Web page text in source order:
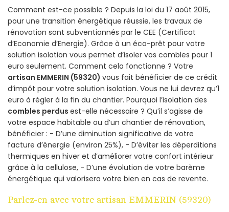
Comment est-ce possible ? Depuis la loi du 17 août 2015,
pour une transition énergétique réussie, les travaux de
rénovation sont subventionnés par le CEE (Certificat
d’Economie d’Energie). Grâce à un éco-prêt pour votre
solution isolation vous permet d’isoler vos combles pour 1
euro seulement. Comment cela fonctionne ? Votre
artisan EMMERIN (59320) vous fait bénéficier de ce crédit
d’impôt pour votre solution isolation. Vous ne lui devrez qu’1
euro à régler à la fin du chantier. Pourquoi l’isolation des
combles perdus est-elle nécessaire ? Qu’il s’agisse de
votre espace habitable ou d’un chantier de rénovation,
bénéficier : - D’une diminution significative de votre
facture d’énergie (environ 25%), - D’éviter les déperditions
thermiques en hiver et d’améliorer votre confort intérieur
grâce à la cellulose, - D’une évolution de votre barème
énergétique qui valorisera votre bien en cas de revente.
Parlez-en avec votre artisan EMMERIN (59320)